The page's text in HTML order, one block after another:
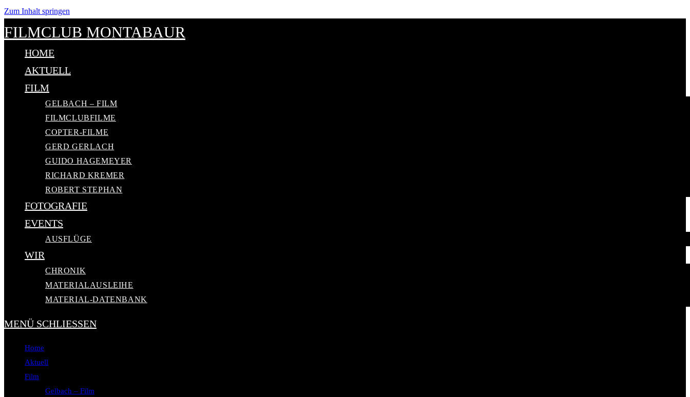
Zum Inhalt springen
FILMCLUB MONTABAUR
HOME
AKTUELL
FILM
GELBACH – FILM
FILMCLUBFILME
COPTER-FILME
GERD GERLACH
GUIDO HAGEMEYER
RICHARD KREMER
ROBERT STEPHAN
FOTOGRAFIE
EVENTS
AUSFLÜGE
WIR
CHRONIK
MATERIALAUSLEIHE
MATERIAL-DATENBANK
MENÜ SCHLIESSEN
Home
Aktuell
Film
Gelbach – Film